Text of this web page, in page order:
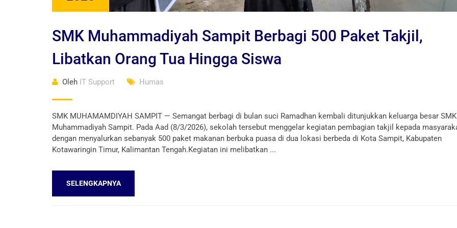
SMK Muhammadiyah Sampit Berbagi 500 Paket Takjil,
Libatkan Orang Tua Hingga Siswa
Oleh IT Support Humas
SMK MUHAMAMDIYAH SAMPIT — Semangat berbagi di bulan suci Ramadhan kembali ditunjukkan keluarga besar SMK
Muhammadiyah Sampit. Pada Aad (8/3/2026), sekolah tersebut menggelar kegiatan pembagian takjil kepada
dengan menyalurkan sebanyak 500 paket makanan berbuka puasa di dua lokasi berbeda di Kota Sampit, Kabupaten
Kotawaringin Timur, Kalimantan Tengah.Kegiatan ini melibatkan ...
SELENGKAPNYA